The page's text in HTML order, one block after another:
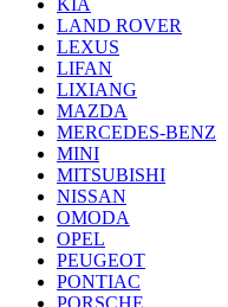
KIA
LAND ROVER
LEXUS
LIFAN
LIXIANG
MAZDA
MERCEDES-BENZ
MINI
MITSUBISHI
NISSAN
OMODA
OPEL
PEUGEOT
PONTIAC
PORSCHE